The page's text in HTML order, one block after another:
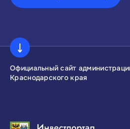
Официальный сайт
Краснодарского края